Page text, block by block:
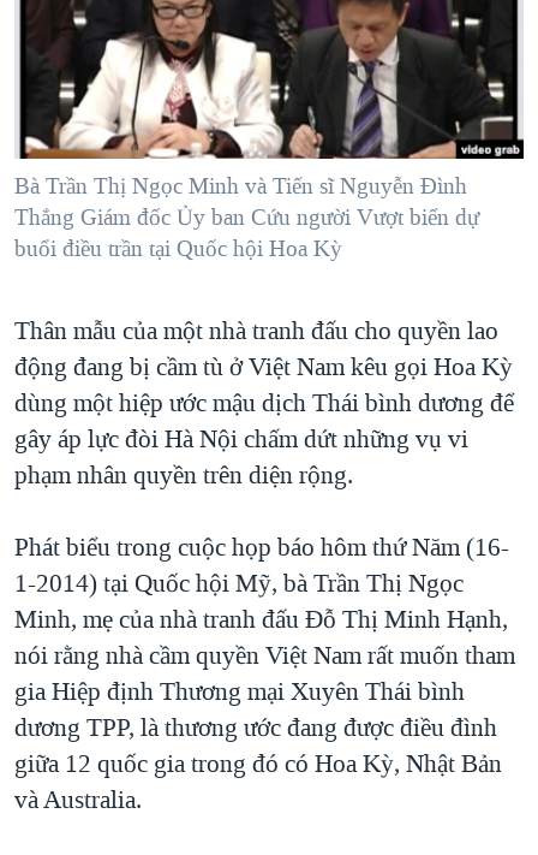
"Tìm"NGƯỜI VIỆT HẢI NGOẠI
ĐỜI SỐNG
KINH TẾ
KHOA HỌC
SỨC KHOẺ
VĂN HOÁ
GIÁO DỤC
TẠI
HÀNH TRÌNH BẦU CỬ 2024
MỘT NĂM CHIẾN TRANH TẠI DẢI GAZA
GIẢI MÃ VÀNH ĐAI & CON ĐƯỜNG
NGÀY TỊ NẠN THẾ GIỚI
TRỊNH VĨNH BÌNH - NGƯỜI HẠ 'BÊN THẮNG CUỘC'
GROUND ZERO – XƯA VÀ NAY
CÁC GIÁ TRỊ CỘNG HÒA Ở VIỆT NAM
THƯỢNG ĐỈNH TRUMP-KIM TẠI VIỆT NAM
TRỊNH VĨNH BÌNH VS. CHÍNH PHỦ VIỆT NAM
NGƯ DÂN VIỆT VÀ LÀN SÓNG TRỘM HẢI SÂM
QUAN HỆ VIỆT MỸ
VIDEO
NGHE
MẠNG XÃ HỘI
Ngôn ngữ khác
Bà Trần Thị Ngọc Minh và Tiến sĩ Nguyễn Đình
Thắng Giám đốc Ủy ban Cứu người Vượt biển dự
buổi điều trần tại Quốc hội Hoa Kỳ
Thân mẫu của một nhà tranh đấu cho quyền lao
động đang bị cầm tù ở Việt Nam kêu gọi Hoa Kỳ
dùng một hiệp ước mậu dịch Thái bình dương để
gây áp lực đòi Hà Nội chấm dứt những vụ vi
phạm nhân quyền trên diện rộng.
Phát biểu trong cuộc họp báo hôm thứ Năm (16-
1-2014) tại Quốc hội Mỹ, bà Trần Thị Ngọc
Minh, mẹ của nhà tranh đấu Đỗ Thị Minh Hạnh,
nói rằng nhà cầm quyền Việt Nam rất muốn tham
gia Hiệp định Thương mại Xuyên Thái bình
dương TPP, là thương ước đang được điều đình
giữa 12 quốc gia trong đó có Hoa Kỳ, Nhật Bản
và Australia.